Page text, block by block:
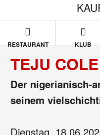
RESTAURANT KLUB
TEJU
Der nigerianisch-
seinem
Dienstag,